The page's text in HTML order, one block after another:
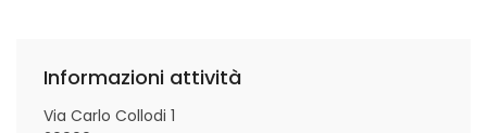
Informazioni attività
Via Carlo Collodi 1